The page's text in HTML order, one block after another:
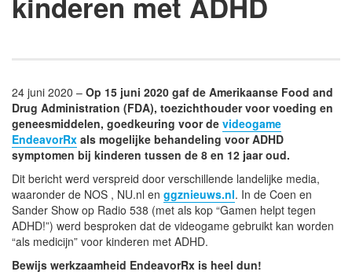
24 juni 2020 – Op 15 juni 2020 gaf de Amerikaanse Food and
Drug Administration (FDA), toezichthouder voor voeding en
geneesmiddelen, goedkeuring voor de videogame
EndeavorRx als mogelijke behandeling voor ADHD
symptomen bij kinderen tussen de 8 en 12 jaar oud.
Dit bericht werd verspreid door verschillende landelijke media,
waaronder de NOS , NU.nl en ggznieuws.nl. In de Coen en
Sander Show op Radio 538 (met als kop “Gamen helpt tegen
ADHD!”) werd besproken dat de videogame gebruikt kan worden
“als medicijn” voor kinderen met ADHD.
Bewijs werkzaamheid EndeavorRx is heel dun!